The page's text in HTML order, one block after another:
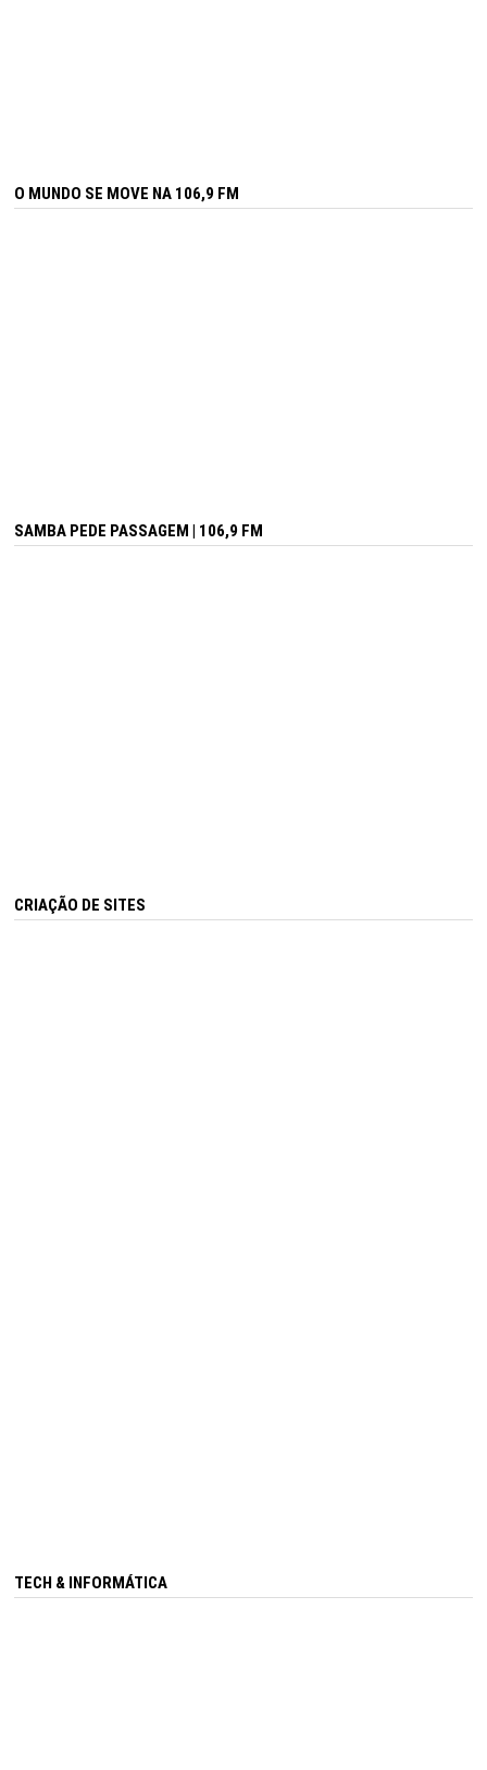
O MUNDO SE MOVE NA 106,9 FM
SAMBA PEDE PASSAGEM | 106,9 FM
CRIAÇÃO DE SITES
TECH & INFORMÁTICA